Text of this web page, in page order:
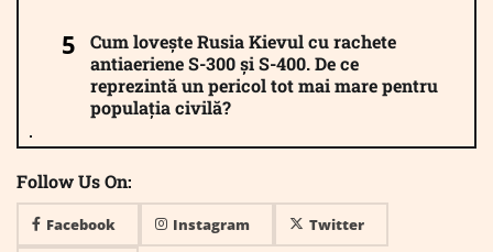
Cum lovește Rusia Kievul cu rachete
antiaeriene S-300 și S-400. De ce
reprezintă un pericol tot mai mare pentru
populația civilă?
Follow Us On:
Facebook Instagram Twitter